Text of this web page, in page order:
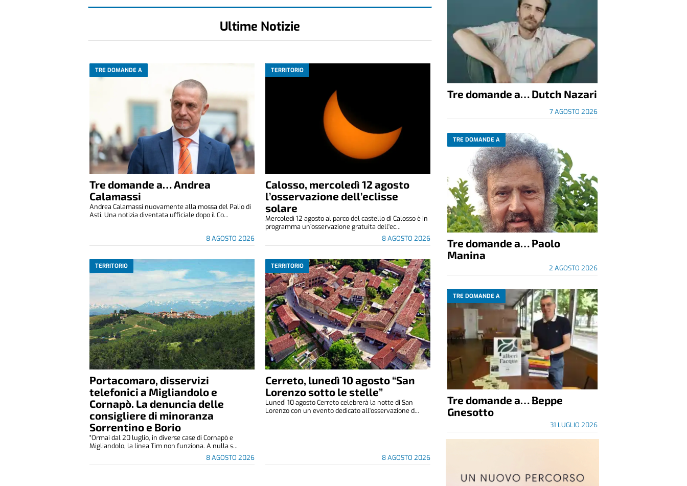
Ultime Notizie
TRE DOMANDE A
Tre domande a… Andrea
Calamassi
8 AGOSTO 2026
Andrea Calamassi nuovamente alla mossa del Palio di
Asti. Una notizia diventata ufficiale dopo il Co...
TERRITORIO
Calosso, mercoledì 12 agosto
l’osservazione dell’eclisse
solare
8 AGOSTO 2026
Mercoledì 12 agosto al parco del castello di Calosso è in
programma un’osservazione gratuita dell'ec...
TERRITORIO
Portacomaro, disservizi
telefonici a Migliandolo e
Cornapò. La denuncia delle
consigliere di minoranza
Sorrentino e Borio
8 AGOSTO 2026
"Ormai dal 20 luglio, in diverse case di Cornapò e
Migliandolo, la linea Tim non funziona. A nulla s...
TERRITORIO
Cerreto, lunedì 10 agosto “San
Lorenzo sotto le stelle”
8 AGOSTO 2026
Lunedì 10 agosto Cerreto celebrerà la notte di San
Lorenzo con un evento dedicato all'osservazione d...
Tre domande a… Dutch Nazari
7 AGOSTO 2026
TRE DOMANDE A
Tre domande a… Paolo
Manina
2 AGOSTO 2026
TRE DOMANDE A
Tre domande a… Beppe
Gnesotto
31 LUGLIO 2026